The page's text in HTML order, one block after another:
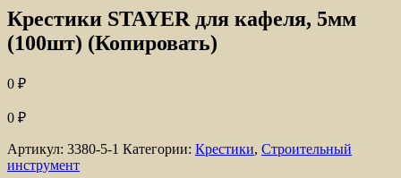
Крестики STAYER для кафеля, 5мм
(100шт) (Копировать)
0 ₽
0 ₽
Артикул: 3380-5-1 Категории: Крестики, Строительный
инструмент